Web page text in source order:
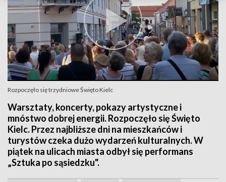
Rozpoczęło się trzydniowe Święto Kielc
Warsztaty, koncerty, pokazy artystyczne i
mnóstwo dobrej energii. Rozpoczęło się Święto
Kielc. Przez najbliższe dni na mieszkańców i
turystów czeka dużo wydarzeń kulturalnych. W
piątek na ulicach miasta odbył się performans
„Sztuka po sąsiedzku".